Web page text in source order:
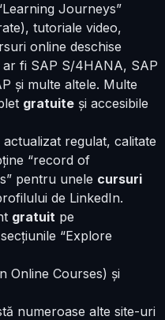
Journeys”
tutoriale video,
online deschise
ar fi SAP S/4HANA, SAP
și multe altele. Multe
gratuite și accesibile
regulat, calitate
“record of
pentru unele cursuri
de LinkedIn.
gratuit pe
“Explore
Online Courses) și
numeroase alte site-uri